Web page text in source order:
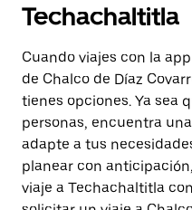
Techachaltitla
Cuando viajes con la
de Chalco de Díaz
tienes opciones. Ya sea
personas, encuentra
adapte a tus
planear con
viaje a Techachaltitla